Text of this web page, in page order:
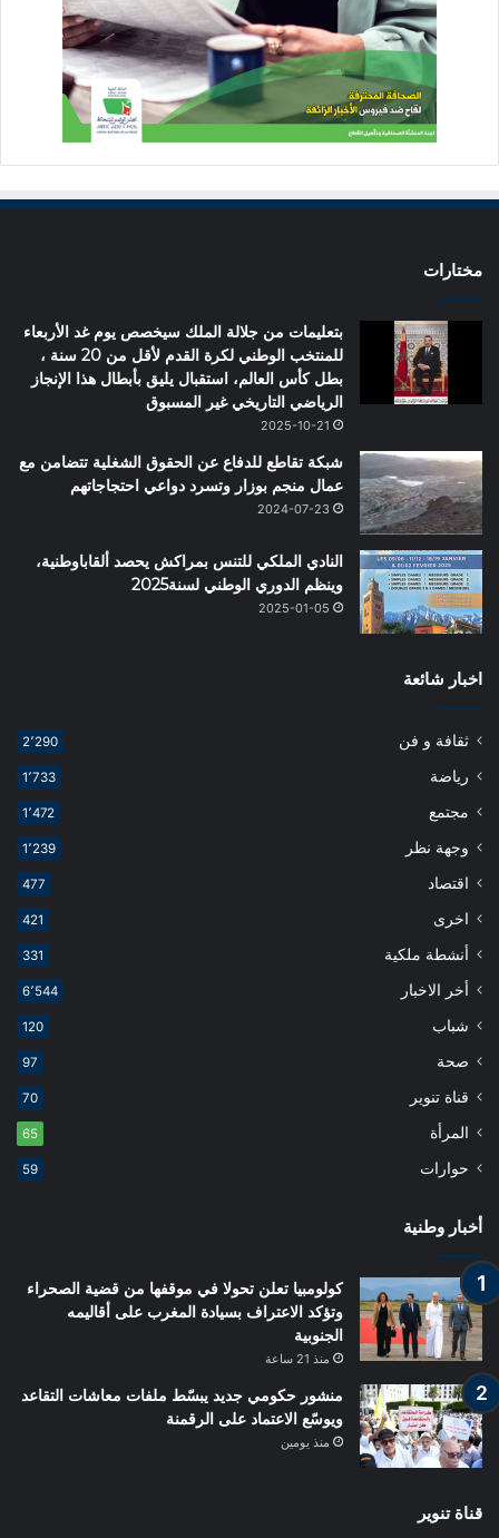
مختارات
بتعليمات من جلالة الملك سيخصص يوم غد الأربعاء
للمنتخب الوطني لكرة القدم لأقل من 20 سنة ،
بطل كأس العالم، استقبال يليق بأبطال هذا الإنجاز
الرياضي التاريخي غير المسبوق
2025-10-21
شبكة تقاطع للدفاع عن الحقوق الشغلية تتضامن مع
عمال منجم بوزار وتسرد دواعي احتجاجاتهم
2024-07-23
النادي الملكي للتنس بمراكش يحصد ألقاباوطنية،
وينظم الدوري الوطني لسنة2025
2025-01-05
اخبار شائعة
ثقافة و فن 2٬290
رياضة 1٬733
مجتمع 1٬472
وجهة نظر 1٬239
اقتصاد 477
اخرى 421
أنشطة ملكية 331
أخر الاخبار 6٬544
شباب 120
صحة 97
قناة تنوير 70
المرأة 65
حوارات 59
أخبار وطنية
كولومبيا تعلن تحولا في موقفها من قضية الصحراء
وتؤكد الاعتراف بسيادة المغرب على أقاليمه
الجنوبية
منذ 21 ساعة
منشور حكومي جديد يبسّط ملفات معاشات التقاعد
ويوسّع الاعتماد على الرقمنة
منذ يومين
قناة تنوير